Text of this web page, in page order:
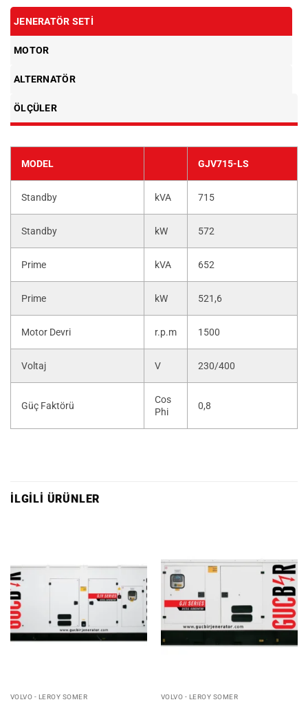
JENERATÖR SETI
MOTOR
ALTERNATÖR
ÖLÇÜLER
MODEL GJV715-LS
Standby kVA 715
Standby kW 572
Prime kVA 652
Prime kW 521,6
Motor Devri r.p.m 1500
Voltaj V 230/400
Güç Faktörü
Cos
Phi
0,8
İLGILI ÜRÜNLER
VOLVO - LEROY SOMER VOLVO - LEROY SOMER